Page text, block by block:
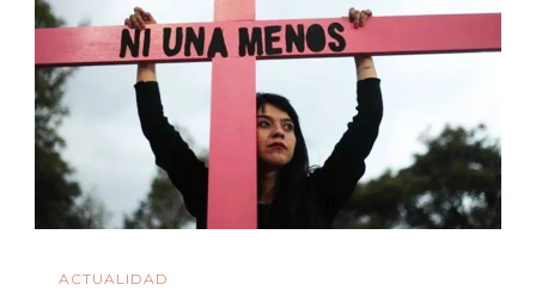
ACTUALIDAD